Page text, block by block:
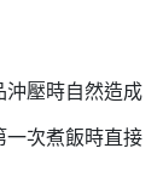
沖壓時自然造成
一次煮飯時直接